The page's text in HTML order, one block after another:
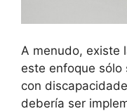
A menudo, existe
este enfoque sólo
con
debería ser